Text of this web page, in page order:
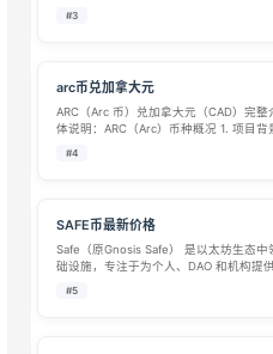
中。由于加密货币市场波动较大，不同平
#3
arc币兑加拿大元
ARC（Arc 币）兑加拿大元（CAD）完整
体说明：ARC（Arc）币种概况 1. 项目背
推出的Arc 公链原生治理代币，Arc 定位
#4
SAFE币最新价格
Safe（原Gnosis Safe） 是以太坊生态中
础设施，专注于为个人、DAO 和机构提
管理解决方案。Safe 的核心产品
#5